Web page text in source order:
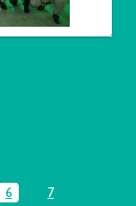
Usar ABA
Página
6 Página
7